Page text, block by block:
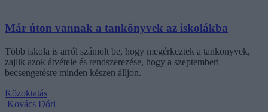
Már úton vannak a tankönyvek az iskolákba
Több iskola is arról számolt be, hogy megérkeztek a tankönyvek,
zajlik azok átvétele és rendszerezése, hogy a szeptemberi
becsengetésre minden készen álljon.
Közoktatás
Kovács Dóri